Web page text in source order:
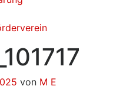
von M E